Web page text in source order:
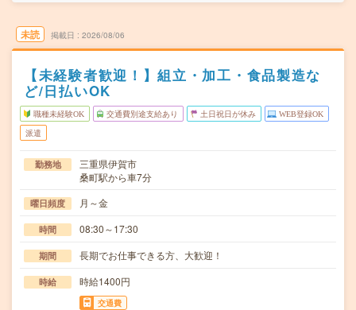
未読 掲載日 2026/08/06
【未経験者歓迎！】組立・加工・食品製造な
ど/日払いOK
職種未経験OK 交通費別途支給あり 土日祝日が休み WEB登録OK
派遣
勤務地
三重県伊賀市
桑町駅から車7分
曜日頻度 月～金
時間 08:30～17:30
期間 長期でお仕事できる方、大歓迎！
時給 時給1400円
交通費